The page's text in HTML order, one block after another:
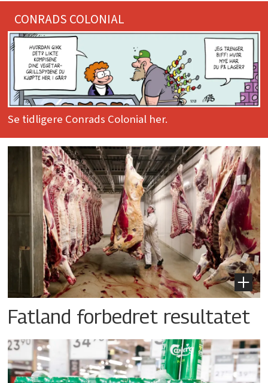
CONRADS COLONIAL
Se tidligere Conrads Colonial her.
Fatland forbedret resultatet